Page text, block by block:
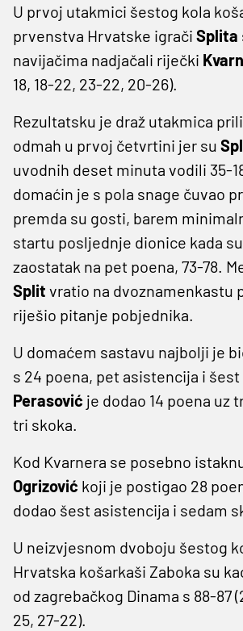
U prvoj utakmici šestog kola
prvenstva Hrvatske igrači Splita
navijačima nadjačali riječki
18, 18-22, 23-22, 20-26).
Rezultatsku je draž utakmica
odmah u prvoj četvrtini jer su
uvodnih deset minuta vodili 35-
domaćin je s pola snage čuvao
premda su gosti, barem
startu posljednje dionice kada
zaostatak na pet poena, 73-78.
Split vratio na dvoznamenkastu
riješio pitanje pobjednika.
U domaćem sastavu najbolji je
s 24 poena, pet asistencija i
Perasović je dodao 14 poena uz
tri skoka.
Kod Kvarnera se posebno
Ogrizović koji je postigao 28
dodao šest asistencija i sedam
U neizvjesnom dvoboju šestog
Hrvatska košarkaši Zaboka su
od zagrebačkog Dinama s 88-87
25, 27-22).